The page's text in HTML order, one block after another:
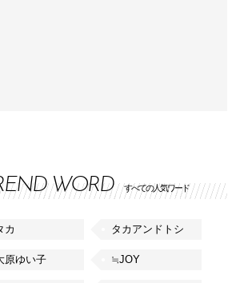
WORD すべての人気ワード
カ タカアンドトシ
原ゆい子 ≒JOY